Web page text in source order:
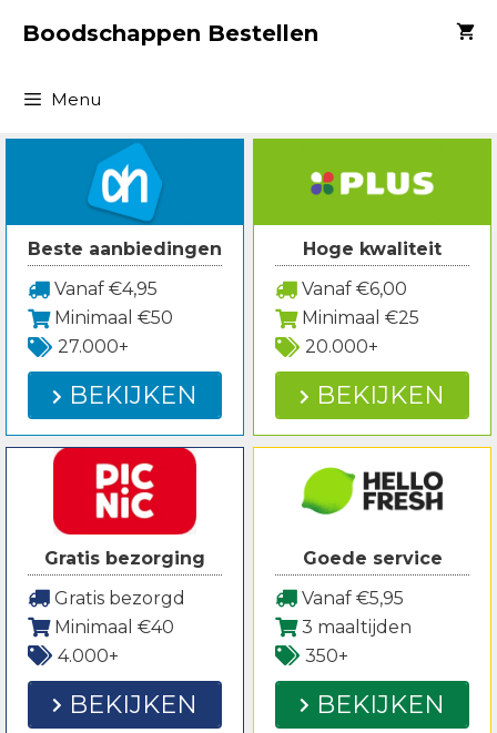
naarBoodschappen Bestellen
Menu
Beste aanbiedingen
Vanaf €4,95
Minimaal €50
27.000+
BEKIJKEN
Hoge kwaliteit
Vanaf €6,00
Minimaal €25
20.000+
BEKIJKEN
Gratis bezorging
Gratis bezorgd
Minimaal €40
4.000+
BEKIJKEN
Goede service
Vanaf €5,95
3 maaltijden
350+
BEKIJKEN